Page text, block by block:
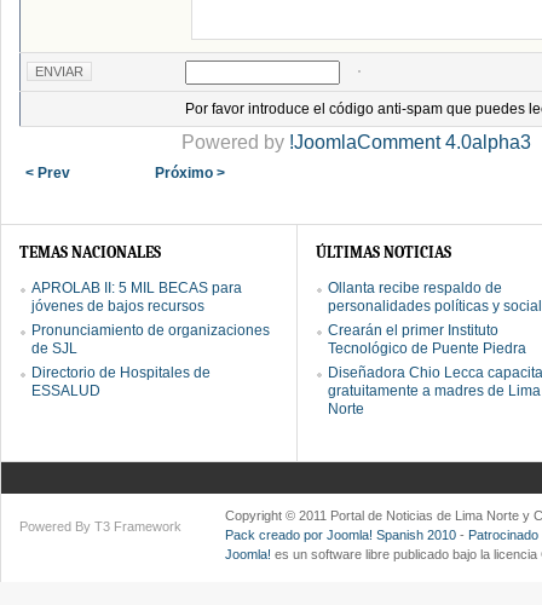
Por favor introduce el código anti-spam que puedes
Powered by !JoomlaComment 4.0alpha3
< Prev Próximo >
TEMAS NACIONALES
APROLAB II: 5 MIL BECAS para
jóvenes de bajos recursos
Pronunciamiento de organizaciones
de SJL
Directorio de Hospitales de
ESSALUD
ÚLTIMAS NOTICIAS
Ollanta recibe respaldo de
personalidades políticas y
Crearán el primer Instituto
Tecnológico de Puente Piedra
Diseñadora Chio Lecca
gratuitamente a madres de Lima
Norte
Powered By T3 Framework
Copyright © 2011 Portal de Noticias de Lima Norte
Pack creado por Joomla! Spanish 2010 -
Joomla! es un software libre publicado bajo la licencia